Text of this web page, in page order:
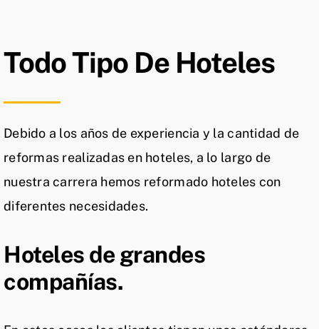
Todo Tipo De Hoteles
Debido a los años de experiencia y la cantidad de
reformas realizadas en hoteles, a lo largo de
nuestra carrera hemos reformado hoteles con
diferentes necesidades.
Hoteles de grandes
compañías.